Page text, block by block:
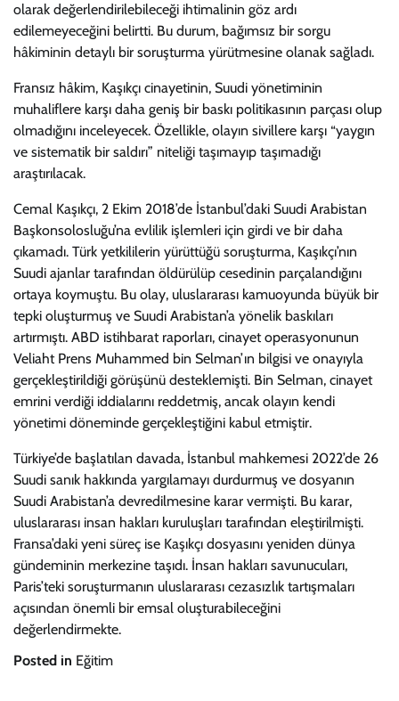
olarak değerlendirilebileceği ihtimalinin göz ardı
edilemeyeceğini belirtti. Bu durum, bağımsız bir sorgu
hâkiminin detaylı bir soruşturma yürütmesine olanak sağladı.
Fransız hâkim, Kaşıkçı cinayetinin, Suudi yönetiminin
muhaliflere karşı daha geniş bir baskı politikasının parçası olup
olmadığını inceleyecek. Özellikle, olayın sivillere karşı “yaygın
ve sistematik bir saldırı” niteliği taşımayıp taşımadığı
araştırılacak.
Cemal Kaşıkçı, 2 Ekim 2018’de İstanbul’daki Suudi Arabistan
Başkonsolosluğu’na evlilik işlemleri için girdi ve bir daha
çıkamadı. Türk yetkililerin yürüttüğü soruşturma, Kaşıkçı’nın
Suudi ajanlar tarafından öldürülüp cesedinin parçalandığını
ortaya koymuştu. Bu olay, uluslararası kamuoyunda büyük bir
tepki oluşturmuş ve Suudi Arabistan’a yönelik baskıları
artırmıştı. ABD istihbarat raporları, cinayet operasyonunun
Veliaht Prens Muhammed bin Selman’ın bilgisi ve onayıyla
gerçekleştirildiği görüşünü desteklemişti. Bin Selman, cinayet
emrini verdiği iddialarını reddetmiş, ancak olayın kendi
yönetimi döneminde gerçekleştiğini kabul etmiştir.
Türkiye’de başlatılan davada, İstanbul mahkemesi 2022’de 26
Suudi sanık hakkında yargılamayı durdurmuş ve dosyanın
Suudi Arabistan’a devredilmesine karar vermişti. Bu karar,
uluslararası insan hakları kuruluşları tarafından eleştirilmişti.
Fransa’daki yeni süreç ise Kaşıkçı dosyasını yeniden dünya
gündeminin merkezine taşıdı. İnsan hakları savunucuları,
Paris’teki soruşturmanın uluslararası cezasızlık tartışmaları
açısından önemli bir emsal oluşturabileceğini
değerlendirmekte.
Posted in Eğitim